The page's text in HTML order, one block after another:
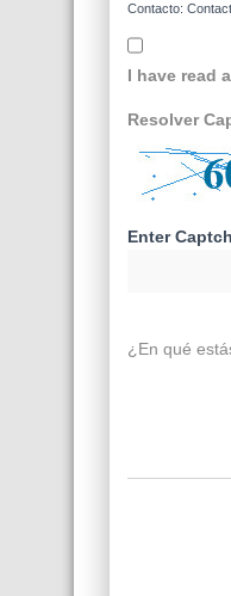
Contacto:
I have read
Resolver
Enter
¿En qué